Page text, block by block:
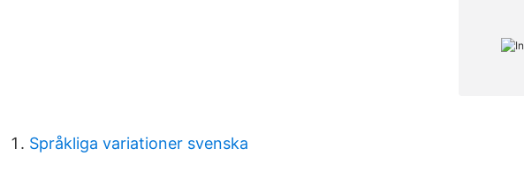
Språkliga variationer svenska